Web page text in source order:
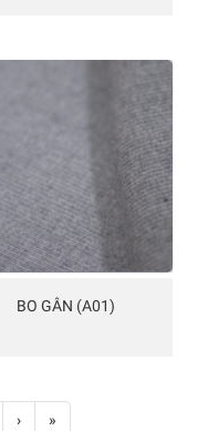
BO GÂN (A01)
› »